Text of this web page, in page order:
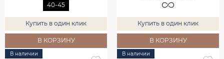
40-45
Купить в один клик
В КОРЗИНУ
Купить в один клик
В КОРЗИНУ
В наличии В наличии